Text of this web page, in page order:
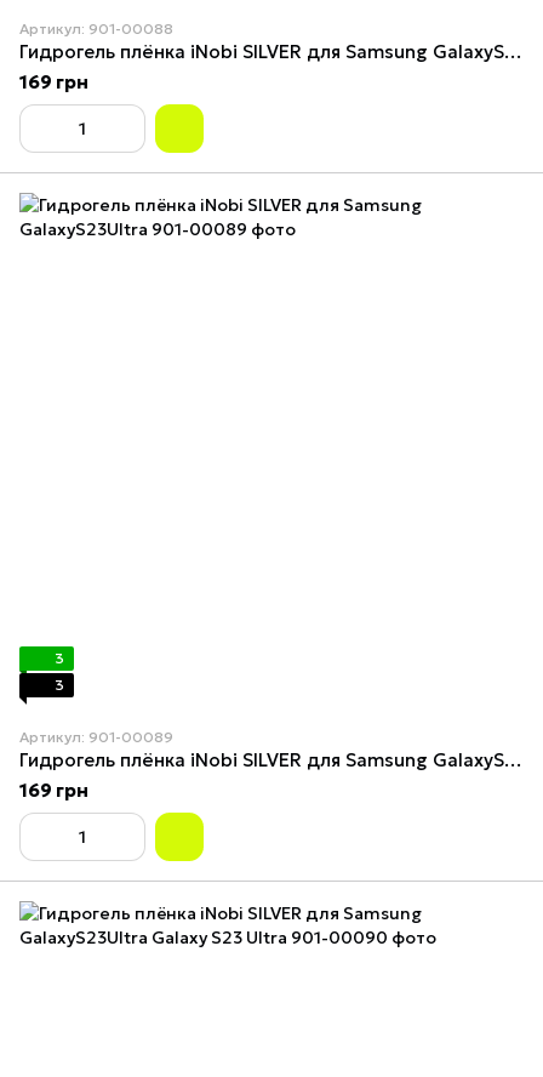
Артикул: 901-00088
Гидрогель плёнка iNobi SILVER для Samsung GalaxyS23+
169 грн
3
3
Артикул: 901-00089
Гидрогель плёнка iNobi SILVER для Samsung GalaxyS23Ultra
169 грн